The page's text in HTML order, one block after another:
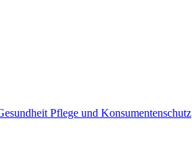
Pflege und Konsumentenschutz